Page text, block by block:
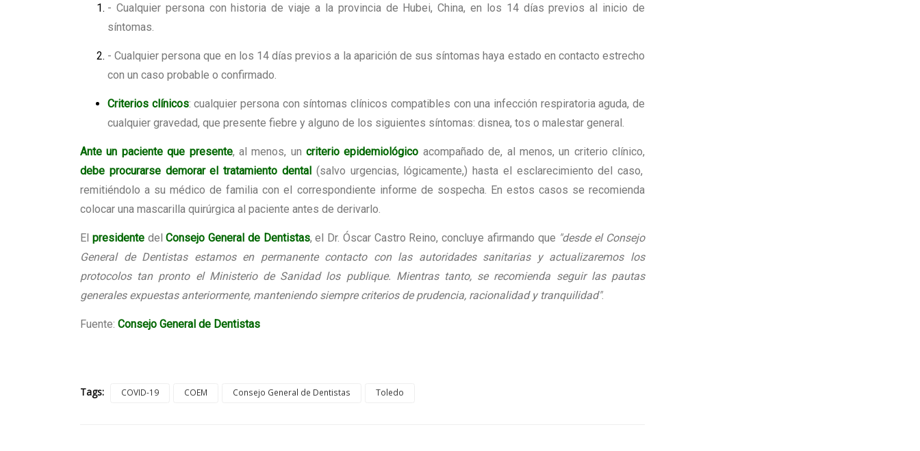
- Cualquier persona con historia de viaje a la provincia de Hubei, China, en los 14 días previos al inicio de
síntomas.
- Cualquier persona que en los 14 días previos a la aparición de sus síntomas haya estado en contacto estrecho
con un caso probable o confirmado.
Criterios clínicos: cualquier persona con síntomas clínicos compatibles con una infección respiratoria aguda, de
cualquier gravedad, que presente fiebre y alguno de los siguientes síntomas: disnea, tos o malestar general.
Ante un paciente que presente, al menos, un criterio epidemiológico acompañado de, al menos, un criterio clínico,
debe procurarse demorar el tratamiento dental(salvo urgencias, lógicamente,) hasta el esclarecimiento del caso,
remitiéndolo a su médico de familia con el correspondiente informe de sospecha. En estos casos se recomienda
colocar una mascarilla quirúrgica al paciente antes de derivarlo.
El presidentedelConsejo General de Dentistas, el Dr. Óscar Castro Reino, concluye afirmando que "desde el Consejo
General de Dentistas estamos en permanente contacto con las autoridades sanitarias y actualizaremos los
protocolos tan pronto el Ministerio de Sanidad los publique. Mientras tanto, se recomienda seguir las pautas
generales expuestas anteriormente, manteniendo siempre criterios de prudencia, racionalidad y tranquilidad".
Fuente: Consejo General de Dentistas
Tags: COVID-19 COEM Consejo General de Dentistas Toledo